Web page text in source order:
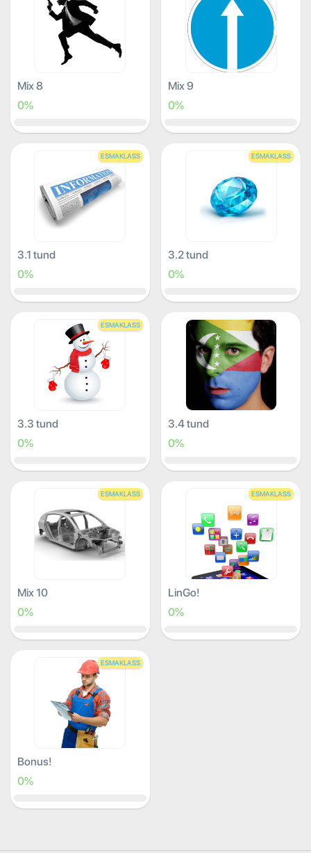
Mix 8
0%
Mix 9
0%
ESMAKLASS
3.1 tund
0%
ESMAKLASS
3.2 tund
0%
ESMAKLASS
3.3 tund
0%
3.4 tund
0%
ESMAKLASS
Mix 10
0%
ESMAKLASS
LinGo!
0%
ESMAKLASS
Bonus!
0%